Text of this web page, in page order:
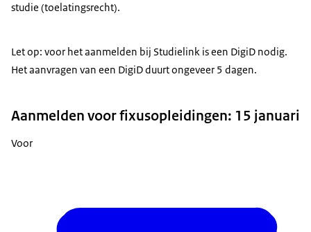
studie (toelatingsrecht).
Let op: voor het aanmelden bij Studielink is een DigiD nodig.
Het aanvragen van een DigiD duurt ongeveer 5 dagen.
Aanmelden voor fixusopleidingen: 15 januari
Voor